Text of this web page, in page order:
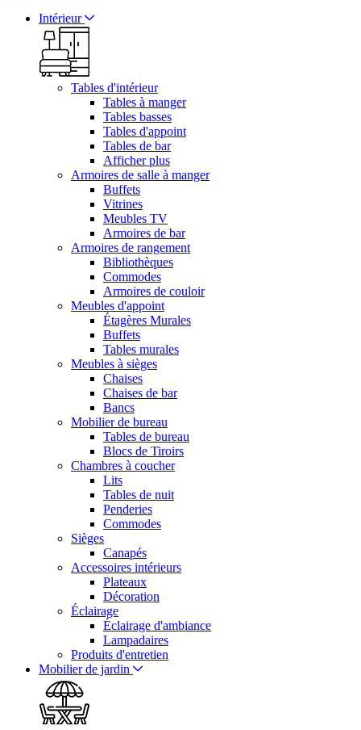
Intérieur
Tables d'intérieur
Tables à manger
Tables basses
Tables d'appoint
Tables de bar
Afficher plus
Armoires de salle à manger
Buffets
Vitrines
Meubles TV
Armoires de bar
Armoires de rangement
Bibliothèques
Commodes
Armoires de couloir
Meubles d'appoint
Étagères Murales
Buffets
Tables murales
Meubles à sièges
Chaises
Chaises de bar
Bancs
Mobilier de bureau
Tables de bureau
Blocs de Tiroirs
Chambres à coucher
Lits
Tables de nuit
Penderies
Commodes
Sièges
Canapés
Accessoires intérieurs
Plateaux
Décoration
Éclairage
Éclairage d'ambiance
Lampadaires
Produits d'entretien
Mobilier de jardin